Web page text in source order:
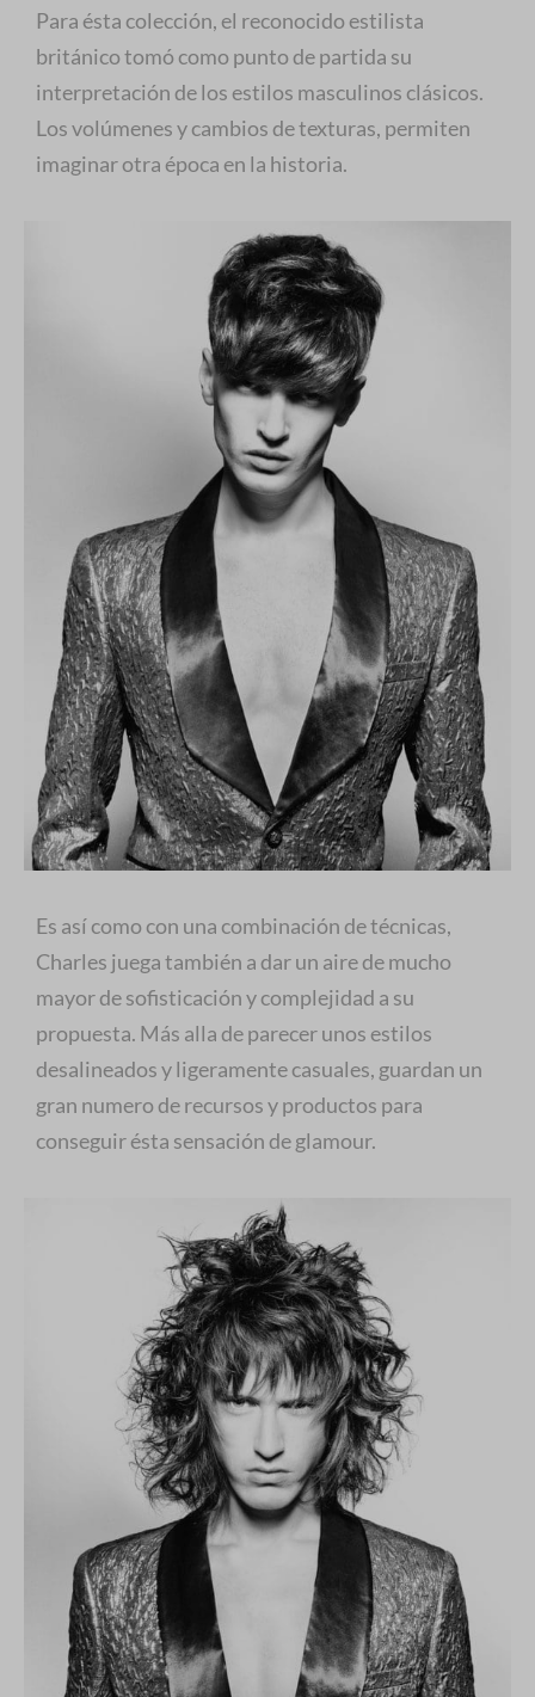
Para ésta colección, el reconocido estilista
británico tomó como punto de partida su
interpretación de los estilos masculinos clásicos.
Los volúmenes y cambios de texturas, permiten
imaginar otra época en la historia.
Es así como con una combinación de técnicas,
Charles juega también a dar un aire de mucho
mayor de sofisticación y complejidad a su
propuesta. Más alla de parecer unos estilos
desalineados y ligeramente casuales, guardan un
gran numero de recursos y productos para
conseguir ésta sensación de glamour.